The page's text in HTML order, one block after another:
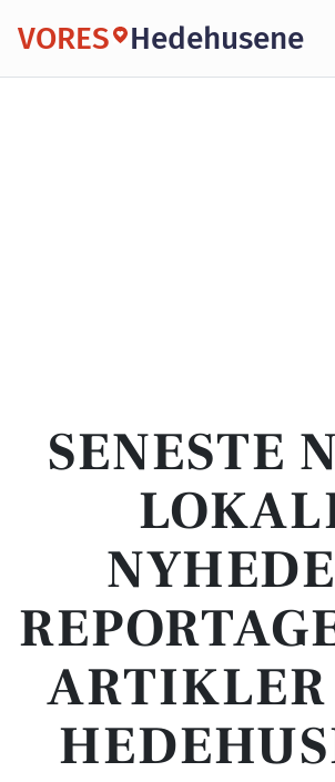
VORES Hedehusene
SENESTE